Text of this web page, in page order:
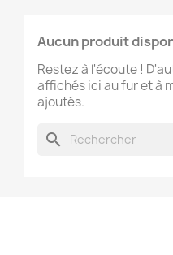
Aucun produit
Restez à l'écoute !
affichés ici au fur et à
ajoutés.
search